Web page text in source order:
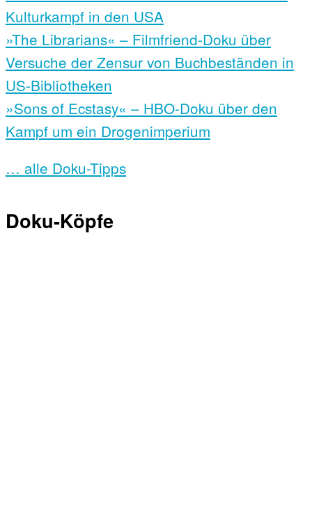
Kulturkampf in den USA
»The Librarians« – Filmfriend-Doku über
Versuche der Zensur von Buchbeständen in
US-Bibliotheken
»Sons of Ecstasy« – HBO-Doku über den
Kampf um ein Drogenimperium
… alle Doku-Tipps
Doku-Köpfe